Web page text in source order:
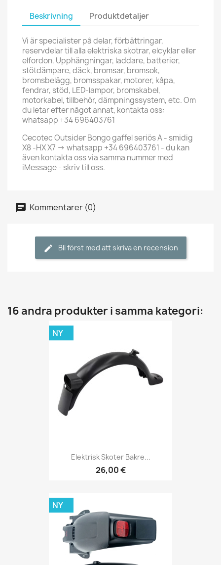
Beskrivning Produktdetaljer
Vi är specialister på delar, förbättringar,
reservdelar till alla elektriska skotrar, elcyklar eller
elfordon. Upphängningar, laddare, batterier,
stötdämpare, däck, bromsar, bromsok,
bromsbelägg, bromsspakar, motorer, kåpa,
fendrar, stöd, LED-lampor, bromskabel,
motorkabel, tillbehör, dämpningssystem, etc. Om
du letar efter något annat, kontakta oss:
whatsapp +34 696403761
Cecotec Outsider Bongo gaffel seriös A - smidig
X8 -HX X7 -> whatsapp +34 696403761 - du kan
även kontakta oss via samma nummer med
iMessage - skriv till oss.
Kommentarer (0)
Bli först med att skriva en recension
16 andra produkter i samma kategori:
Elektrisk Skoter Bakre...
26,00 €
NY
NY